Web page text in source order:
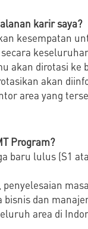
karir saya?
kesempatan
akan dirotasi ke
akan
area yang
Program?
baru lulus (S1
dan
area di